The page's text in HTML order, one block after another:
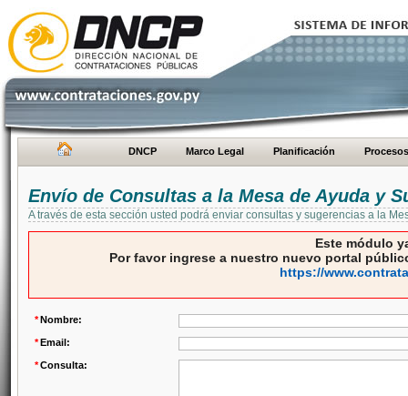
DNCP Marco Legal Planificación Procesos
Envío de Consultas a la Mesa de Ayuda y
A través de esta sección usted podrá enviar consultas y sugerencias a la
Este módulo
Por favor ingrese a nuestro nuevo portal
https://
*Nombre:
*Email:
*Consulta: